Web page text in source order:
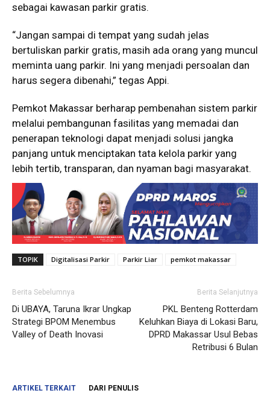
sebagai kawasan parkir gratis.
“Jangan sampai di tempat yang sudah jelas
bertuliskan parkir gratis, masih ada orang yang muncul
meminta uang parkir. Ini yang menjadi persoalan dan
harus segera dibenahi,” tegas Appi.
Pemkot Makassar berharap pembenahan sistem parkir
melalui pembangunan fasilitas yang memadai dan
penerapan teknologi dapat menjadi solusi jangka
panjang untuk menciptakan tata kelola parkir yang
lebih tertib, transparan, dan nyaman bagi masyarakat.
TOPIK Digitalisasi Parkir Parkir Liar pemkot makassar
Berita Sebelumnya
Di UBAYA, Taruna Ikrar Ungkap
Strategi BPOM Menembus
Valley of Death Inovasi
Berita Selanjutnya
PKL Benteng Rotterdam
Keluhkan Biaya di Lokasi Baru,
DPRD Makassar Usul Bebas
Retribusi 6 Bulan
ARTIKEL TERKAIT DARI PENULIS